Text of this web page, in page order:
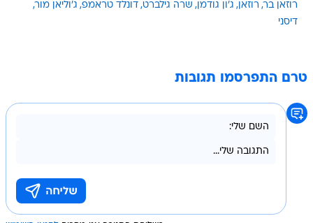
רוזאן בר רוזאן ג'ון גודמן שרה גילברט דונלד טראמפ ג'וליאן מור
דיסני
טרם התפרסמו תגובות